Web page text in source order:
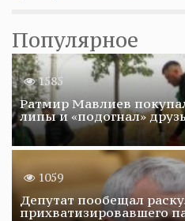
Популярное
1585
Ратмир Мавлиев
липы и «подогнал»
1059
Депутат пообещал
прихватизировавшего